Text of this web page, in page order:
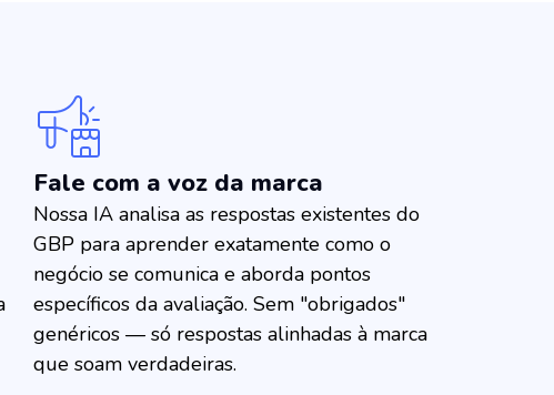
Fale com a voz da marca
Nossa IA analisa as respostas existentes do
GBP para aprender exatamente como o
negócio se comunica e aborda pontos
específicos da avaliação. Sem "obrigados"
genéricos — só respostas alinhadas à marca
que soam verdadeiras.